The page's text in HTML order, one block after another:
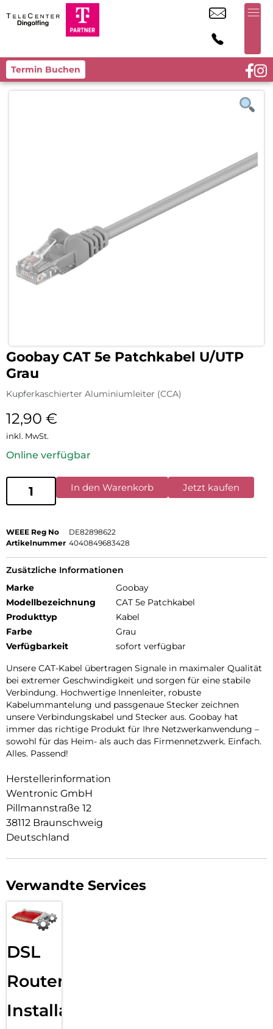
Termin Buchen
Goobay CAT 5e Patchkabel U/UTP
Grau
Kupferkaschierter Aluminiumleiter (CCA)
12,90 €
inkl. MwSt.
Online verfügbar
In den Warenkorb Jetzt kaufen
WEEE Reg No
DE82898622
Artikelnummer 4040849683428
Zusätzliche Informationen
Marke
Goobay
Modellbezeichnung
CAT 5e Patchkabel
Produkttyp
Kabel
Farbe
Grau
Verfügbarkeit
sofort verfügbar
Unsere CAT-Kabel übertragen Signale in maximaler Qualität
bei extremer Geschwindigkeit und sorgen für eine stabile
Verbindung. Hochwertige Innenleiter, robuste
Kabelummantelung und passgenaue Stecker zeichnen
unsere Verbindungskabel und Stecker aus. Goobay hat
immer das richtige Produkt für Ihre Netzwerkanwendung –
sowohl für das Heim- als auch das Firmennetzwerk. Einfach.
Alles. Passend!
Herstellerinformation
Wentronic GmbH
Pillmannstraße 12
38112 Braunschweig
Deutschland
Verwandte Services
DSL
Router
Installation